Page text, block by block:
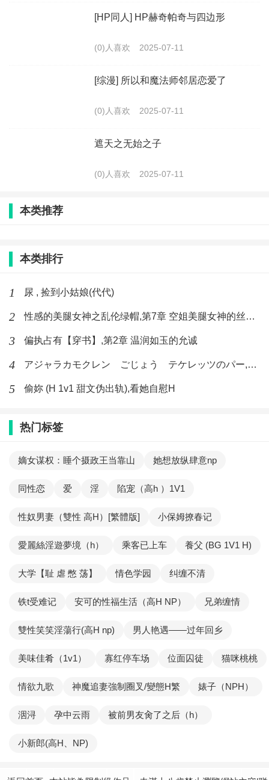
[HP同人] HP赫奇帕奇与四边形
(0)人喜欢 2025-07-11
[综漫] 所以和魔法师邻居恋爱了
(0)人喜欢 2025-07-11
遮天之无始之子
(0)人喜欢 2025-07-11
本类推荐
本类排行
1 尿 , 捡到小姑娘(代代)
2 性感的美腿女神之乱伦绿帽,第7章 空姐美腿女神的丝袜足交
3 偏执占有【穿书】,第2章 温润如玉的允诚
4 アジャラカモクレン ごじょう テケレッツのパー,【No. 42 Rube Goldberg Machine】十四
5 偷妳 (H 1v1 甜文伪出轨),看她自慰H
热门标签
嫡女谋权：睡个摄政王当靠山 她想放纵肆意np
同性恋 爱 淫 陷宠（高h ）1V1
性奴男妻（雙性 高H）[繁體版] 小保姆撩春记
愛麗絲淫遊夢境（h） 乘客已上车 養父 (BG 1V1 H)
大学【耻 虐 憋 荡】 情色学园 纠缠不清
铁t受难记 安可的性福生活（高H NP） 兄弟缠情
雙性笑笑淫蕩行(高H np) 男人艳遇——过年回乡
美味佳肴（1v1） 寡红停车场 位面囚徒 猫咪桃桃
情欲九歌 神魔追妻強制圈叉/變態H繁 婊子（NPH）
洇浔 孕中云雨 被前男友肏了之后（h）
小新郎(高H、NP)